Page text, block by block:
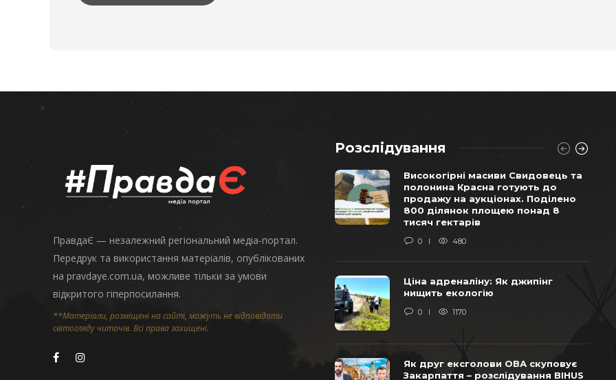
ПравдаЄ — незалежний регіональний медіа-портал.
Передрук та використання матеріалів, опублікованих
на pravdaye.com.ua, можливе тільки за умови
відкритого гіперпосилання.
**Матеріали, розміщені на сайті, можуть не відповідати
світогляду читачів. Всі права захищені.
Розслідування
Високогірні масиви Свидовець та
полонина Красна готують до
продажу на аукціонах. Поділено
800 ділянок площею понад 8
тисяч гектарів
0 480
Ціна адреналіну: Як джипінг
нищить екологію
0 1170
Як друг ексголови ОВА скуповує
Закарпаття – розслідування BIHUS